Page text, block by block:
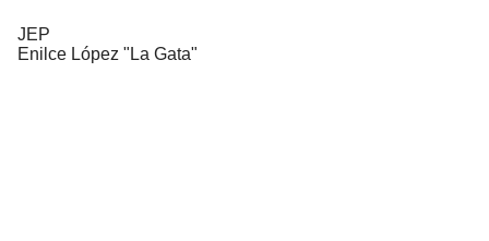
JEP
Enilce López "La Gata"